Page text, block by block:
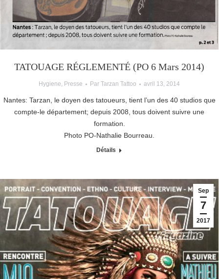
TATOUAGE RÉGLEMENTÉ (PO 6 Mars 2014)
Hygiene, Presse Par Tarzan Tattoo avril 13, 2014
Nantes: Tarzan, le doyen des tatoueurs, tient l’un des 40 studios que
compte-le département; depuis 2008, tous doivent suivre une
formation.
Photo PO-Nathalie Bourreau.
Détails
Sep
7
2017